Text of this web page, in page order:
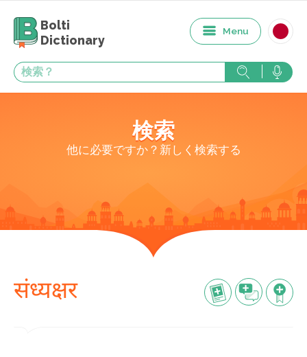
Bolti
Dictionary
Menu
検索
他に必要ですか？新しく検索する
संध्यक्षर